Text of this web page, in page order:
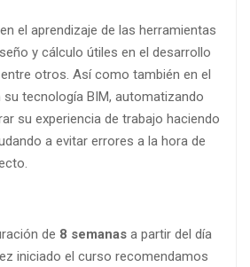
el aprendizaje de las herramientas
y cálculo útiles en el desarrollo
otros. Así como también en el
tecnología BIM, automatizando
su experiencia de trabajo haciendo
a evitar errores a la hora de
de 8 semanas a partir del día
iniciado el curso recomendamos